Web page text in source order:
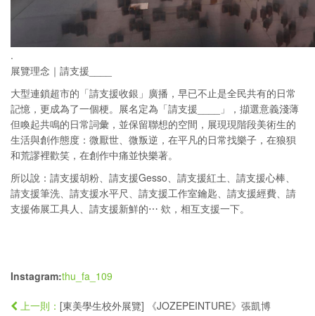
.
展覽理念｜請支援____
大型連鎖超市的「請支援收銀」廣播，早已不止是全民共有的日常
記憶，更成為了一個梗。展名定為「請支援____」，擷選意義淺薄
但喚起共鳴的日常詞彙，並保留聯想的空間，展現現階段美術生的
生活與創作態度：微厭世、微叛逆，在平凡的日常找樂子，在狼狽
和荒謬裡歡笑，在創作中痛並快樂著。
所以說：請支援胡粉、請支援Gesso、請支援紅土、請支援心棒、
請支援筆洗、請支援水平尺、請支援工作室鑰匙、請支援經費、請
支援佈展工具人、請支援新鮮的⋯ 欸，相互支援一下。
Instagram:thu_fa_109
上一則： [東美學生校外展覽] 《JOZEPEINTURE》張凱博